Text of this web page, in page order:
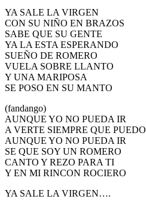
YA SALE LA VIRGEN
CON SU NIÑO EN BRAZOS
SABE QUE SU GENTE
YA LA ESTA ESPERANDO
SUEÑO DE ROMERO
VUELA SOBRE LLANTO
Y UNA MARIPOSA
SE POSO EN SU MANTO
(fandango)
AUNQUE YO NO PUEDA IR
A VERTE SIEMPRE QUE PUEDO
AUNQUE YO NO PUEDA IR
SE QUE SOY UN ROMERO
CANTO Y REZO PARA TI
Y EN MI RINCON ROCIERO
YA SALE LA VIRGEN….
En el Rocío, ¿dónde me alojo?